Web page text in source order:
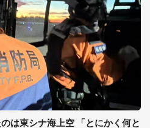
は東シナ海上空 「とにかく何と